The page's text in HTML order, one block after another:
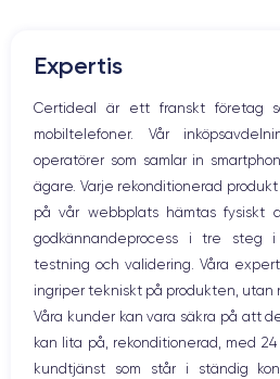
Puce A15 Bionic 6
Nom GPU
GPU 5 cœurs
12 Mpx 12
Résolution vidéo
4K - 3840 x 2160 px
Batterie
Högtalare
Hem-knappen
Bluetooth
WiFi
Nätverk
Vibration
Prise USB
Expertis
Certideal är ett franskt företag
mobiltelefoner. Vår
operatörer som samlar in
ägare. Varje rekonditionerad
på vår webbplats hämtas fysiskt
godkännandeprocess i tre steg i
testning och validering. Våra
ingriper tekniskt på produkten, utan
Våra kunder kan vara säkra på att
kan lita på, rekonditionerad, med
kundtjänst som står i ständig